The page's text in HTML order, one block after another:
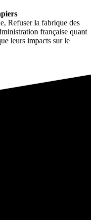
Refuser la fabrique des
française quant
leurs impacts sur le